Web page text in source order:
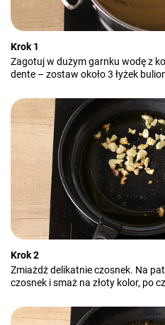
Krok 1
Zagotuj w dużym garnku wodę z
dente – zostaw około 3 łyżek
Krok 2
Zmiażdż delikatnie czosnek. Na
czosnek i smaż na złoty kolor, po